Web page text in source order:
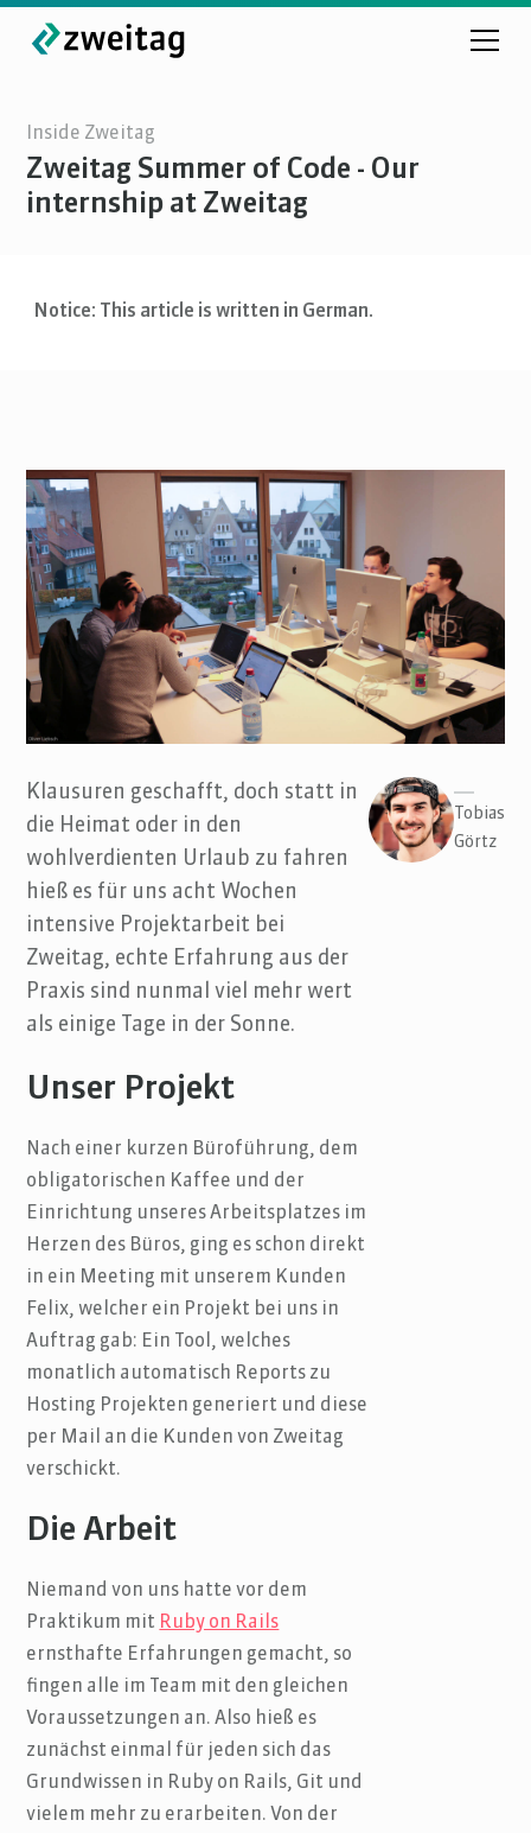
Inside Zweitag
Zweitag Summer of Code - Our
internship at Zweitag
Notice: This article is written in German.
Klausuren geschafft, doch statt in
die Heimat oder in den
wohlverdienten Urlaub zu fahren
hieß es für uns acht Wochen
intensive Projektarbeit bei
Zweitag, echte Erfahrung aus der
Praxis sind nunmal viel mehr wert
als einige Tage in der Sonne.
Unser Projekt
Nach einer kurzen Büroführung, dem
obligatorischen Kaffee und der
Einrichtung unseres Arbeitsplatzes im
Herzen des Büros, ging es schon direkt
in ein Meeting mit unserem Kunden
Felix, welcher ein Projekt bei uns in
Auftrag gab: Ein Tool, welches
monatlich automatisch Reports zu
Hosting Projekten generiert und diese
per Mail an die Kunden von Zweitag
verschickt.
Die Arbeit
Niemand von uns hatte vor dem
Praktikum mit Ruby on Rails
ernsthafte Erfahrungen gemacht, so
fingen alle im Team mit den gleichen
Voraussetzungen an. Also hieß es
zunächst einmal für jeden sich das
Grundwissen in Ruby on Rails, Git und
vielem mehr zu erarbeiten. Von der
Tobias
Görtz